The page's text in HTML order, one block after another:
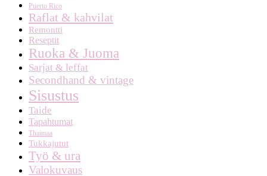
Puerto Rico
Raflat & kahvilat
Remontti
Reseptit
Ruoka & Juoma
Sarjat & leffat
Secondhand & vintage
Sisustus
Taide
Tapahtumat
Thaimaa
Tukkajutut
Työ & ura
Valokuvaus